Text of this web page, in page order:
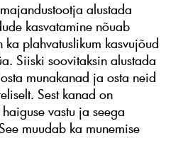
alustada
kasvatamine nõuab
plahvatuslikum kasvujõud
Siiski soovitaksin alustada
munakanad ja osta neid
Sest kanad on
vastu ja seega
muudab ka munemise